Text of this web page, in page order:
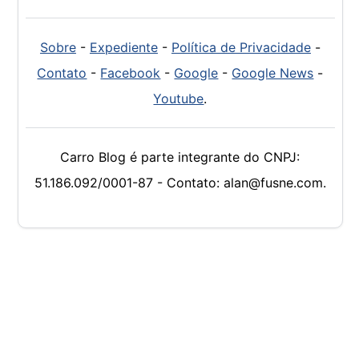
Sobre- Expediente- Política de Privacidade-
Contato - Facebook - Google - Google News -
Youtube.
Carro Blog é parte integrante do CNPJ:
51.186.092/0001-87 - Contato: alan@fusne.com.